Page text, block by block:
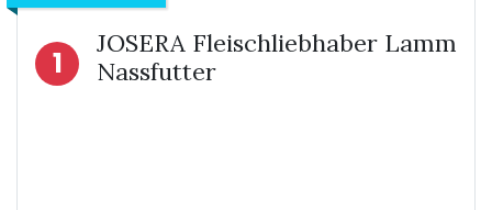
1
JOSERA Fleischliebhaber Lamm
Nassfutter